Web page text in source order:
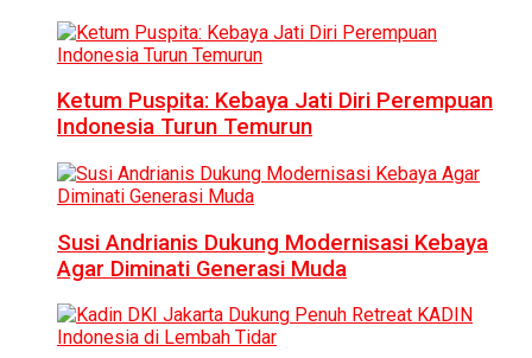
Ketum Puspita: Kebaya Jati Diri Perempuan
Indonesia Turun Temurun
Susi Andrianis Dukung Modernisasi Kebaya
Agar Diminati Generasi Muda